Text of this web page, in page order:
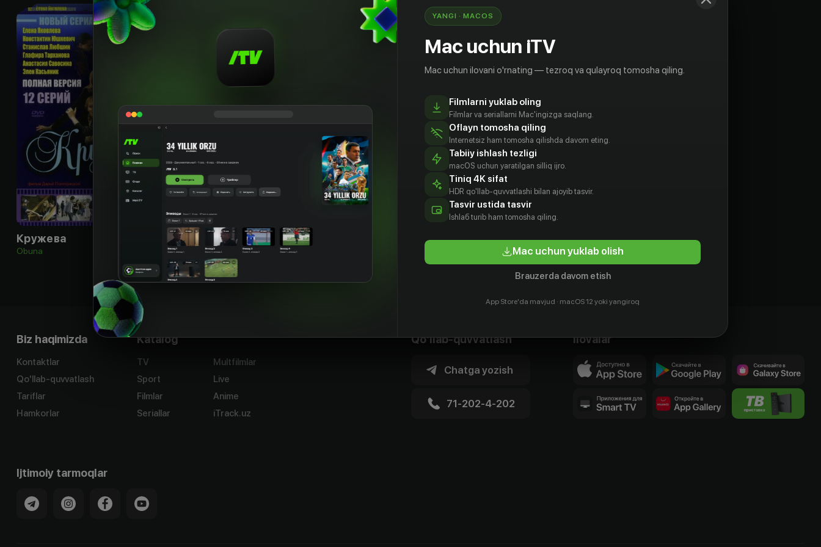
Кружева
Obuna
Biz haqimizda
Kontaktlar
Qo'llab-quvvatlash
Tariflar
Hamkorlar
Katalog
TV
Sport
Filmlar
Seriallar
Multfilmlar
Live
Anime
iTrack.uz
Qo'llab-quvvatlash
Chatga yozish
71-202-4-202
Ilovalar
Ijtimoiy tarmoqlar
YANGI · MACOS
Mac uchun iTV
Mac uchun ilovani o'rnating — tezroq va qulayroq tomosha qiling.
Filmlarni yuklab oling
Filmlar va seriallarni Mac'ingizga saqlang.
Oflayn tomosha qiling
Internetsiz ham tomosha qilishda davom eting.
Tabiiy ishlash tezligi
macOS uchun yaratilgan silliq ijro.
Tiniq 4K sifat
HDR qo'llab-quvvatlashi bilan ajoyib tasvir.
Tasvir ustida tasvir
Ishlаб turib ham tomosha qiling.
Mac uchun yuklab olish
Brauzerda davom etish
App Store'da mavjud · macOS 12 yoki yangiroq